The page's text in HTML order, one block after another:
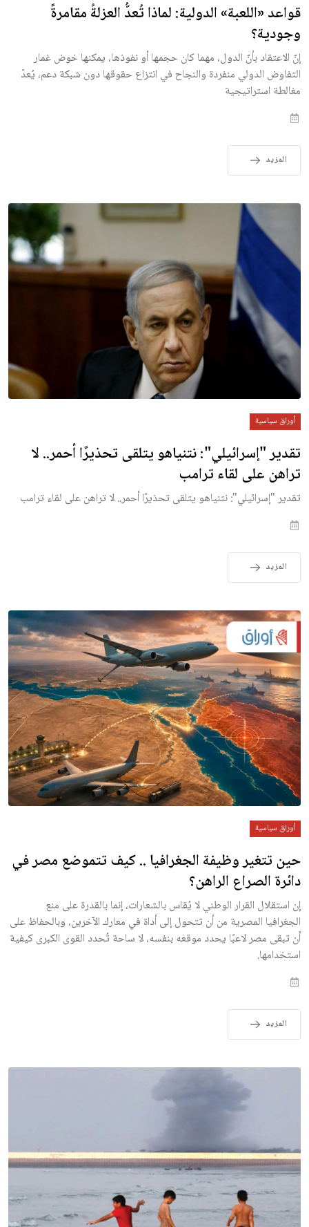
قواعد «اللعبة» الدولية: لماذا تُعدُّ العزلةُ مقامرةً
وجودية؟
إنّ الاعتقاد بأنّ الدول، مهما كان حجمها أو نفوذها، يمكنها خوض غمار
التفاوض الدولي منفردة والنجاح في انتزاع حقوقها دون شبكة دعم، يُعدّ
مغالطة استراتيجية
المزيد
أوراق سياسية
تقدير "إسرائيلي": نتنياهو يتلقى تحذيرًا أحمر.. لا
تراهن على لقاء ترامب
تقدير "إسرائيلي": نتنياهو يتلقى تحذيرًا أحمر.. لا تراهن على لقاء ترامب
المزيد
أوراق سياسية
حين تتغير وظيفة الجغرافيا .. كيف تتموضع مصر في
دائرة الصراع الراهن؟
إن استقلال القرار الوطني لا يُقاس بالشعارات، إنما بالقدرة على منع
الجغرافيا المصرية من أن تتحول إلى أداة في معارك الآخرين، وبالحفاظ على
أن تبقى مصر لاعبًا يحدد موقعه بنفسه، لا ساحة تُحدد القوى الكبرى كيفية
استخدامها.
المزيد